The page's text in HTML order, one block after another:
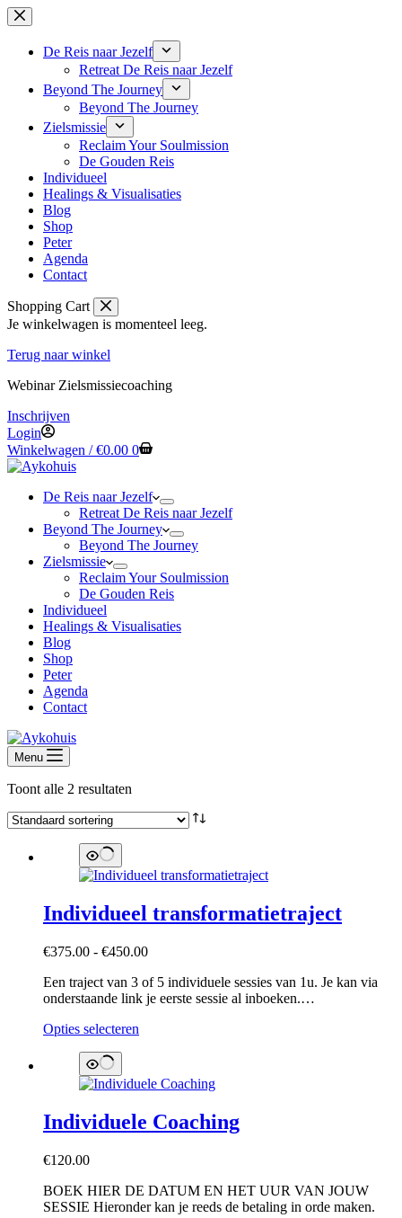
Skip
to
contentDe Reis naar Jezelf
Retreat De Reis naar Jezelf
Beyond The Journey
Beyond The Journey
Zielsmissie
Reclaim Your Soulmission
De Gouden Reis
Individueel
Healings & Visualisaties
Blog
Shop
Peter
Agenda
Contact
Shopping Cart
Je winkelwagen is momenteel leeg.
Terug naar winkel
Webinar Zielsmissiecoaching
Inschrijven
Login
Winkelwagen /€0.00 0
De Reis naar Jezelf
Retreat De Reis naar Jezelf
Beyond The Journey
Beyond The Journey
Zielsmissie
Reclaim Your Soulmission
De Gouden Reis
Individueel
Healings & Visualisaties
Blog
Shop
Peter
Agenda
Contact
Menu
Toont alle 2 resultaten
Individueel transformatietraject
€375.00 - €450.00Prijsklasse:
tot
€450.00
Een traject van 3 of 5 individuele sessies van 1u. Je kan via
onderstaande link je eerste sessie al inboeken.…
Opties selecteren
meerdere
variaties.
optie
op
de
Individuele Coaching
€120.00
BOEK HIER DE DATUM EN HET UUR VAN JOUW
SESSIE Hieronder kan je reeds de betaling in orde maken.